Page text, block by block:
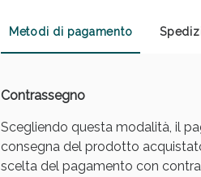
Metodi di pagamento
Contrassegno
Scegliendo questa modalità, il
consegna del prodotto
scelta del pagamento con